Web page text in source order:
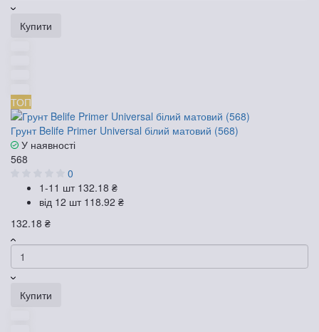
Купити
ТОП
Грунт Belife Primer Universal білий матовий (568)
У наявності
568
0
1-11 шт 132.18 ₴
від 12 шт 118.92 ₴
132.18 ₴
Купити